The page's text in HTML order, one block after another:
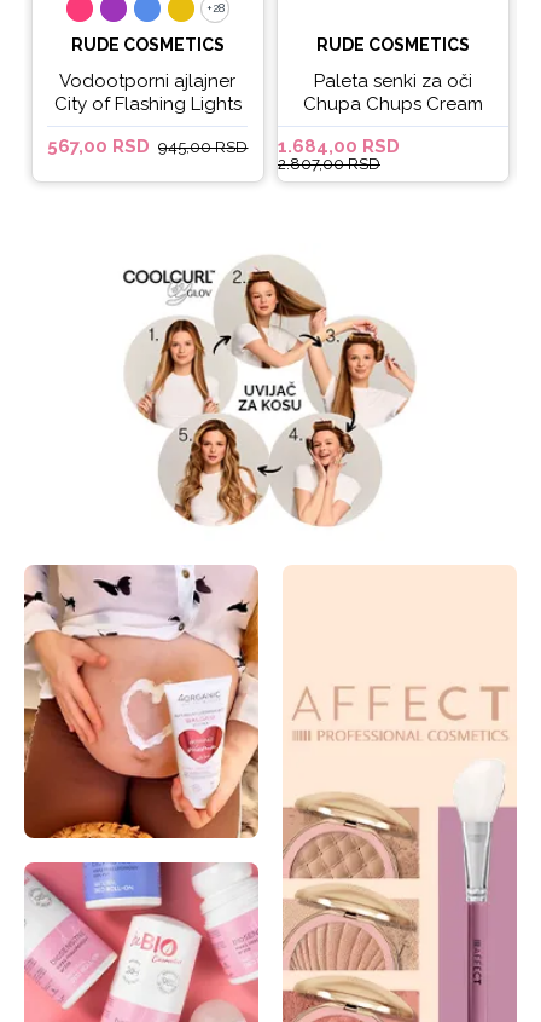
+28
+28
RUDE COSMETICS
Vodootporni ajlajner
City of Flashing Lights
Micro Retractable Liner
- It's Lit
567,00 RSD 945,00 RSD
RUDE COSMETICS
Paleta senki za oči
Chupa Chups Cream
Soda
1.684,00 RSD
2.807,00 RSD